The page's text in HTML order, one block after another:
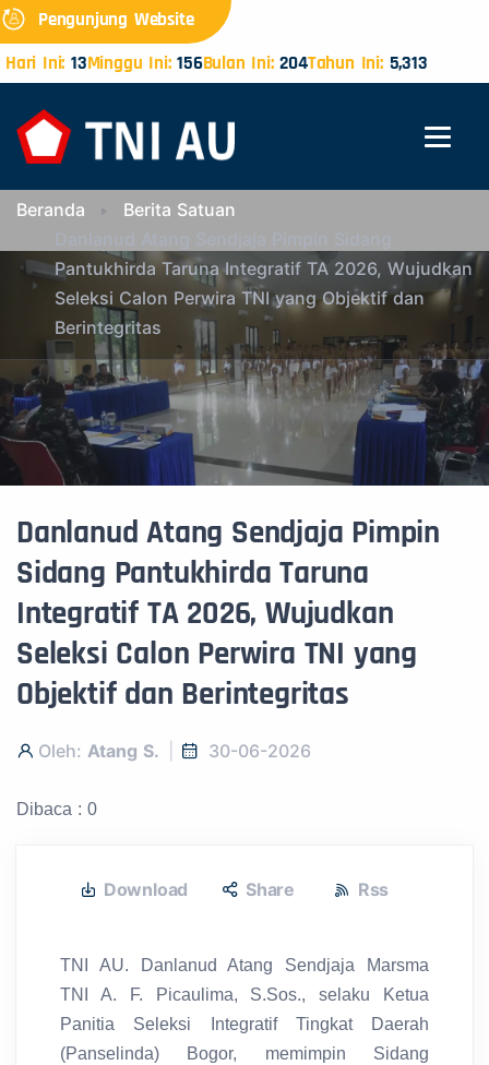
Pengunjung Website
Hari Ini: 13Minggu Ini:156Bulan Ini:204Tahun Ini:5,313
Beranda
Berita Satuan
Pantukhirda Taruna Integratif TA 2026, Wujudkan
Seleksi Calon Perwira TNI yang Objektif dan
Berintegritas
Danlanud Atang Sendjaja Pimpin
Sidang Pantukhirda Taruna
Integratif TA 2026, Wujudkan
Seleksi Calon Perwira TNI yang
Objektif dan Berintegritas
Oleh: Atang S. 30-06-2026
Dibaca : 0
Download Share Rss
TNI AU. Danlanud Atang Sendjaja Marsma
TNI A. F. Picaulima, S.Sos., selaku Ketua
Panitia Seleksi Integratif Tingkat Daerah
(Panselinda) Bogor, memimpin Sidang